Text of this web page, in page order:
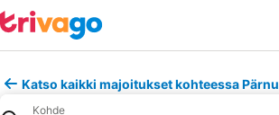
Katso kaikki majoitukset kohteessa Pärnu
Kohde